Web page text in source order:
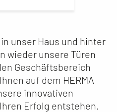
unser Haus und hinter
wieder unsere Türen
Geschäftsbereich
auf dem HERMA
innovativen
Erfolg entstehen.